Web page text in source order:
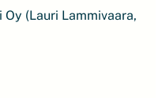
(Lauri Lammivaara,